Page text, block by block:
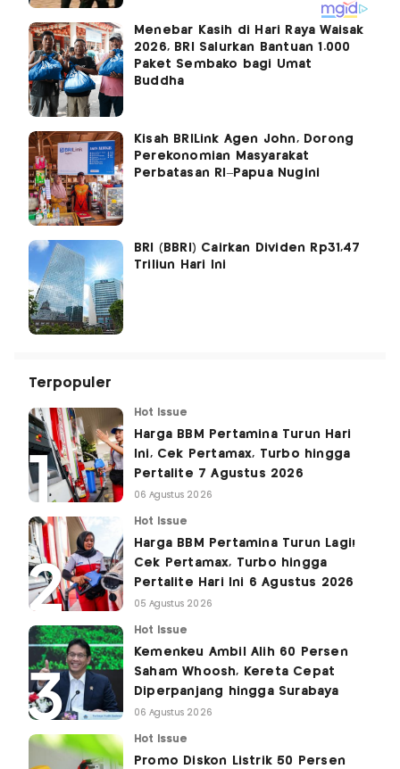
Menebar Kasih di Hari Raya Waisak
2026, BRI Salurkan Bantuan 1.000
Paket Sembako bagi Umat
Buddha
Kisah BRILink Agen John, Dorong
Perekonomian Masyarakat
Perbatasan RI–Papua Nugini
BRI (BBRI) Cairkan Dividen Rp31,47
Triliun Hari Ini
Terpopuler
Hot Issue
Harga BBM Pertamina Turun Hari
Ini, Cek Pertamax, Turbo hingga
Pertalite 7 Agustus 2026
06 Agustus 2026
Hot Issue
Harga BBM Pertamina Turun Lagi!
Cek Pertamax, Turbo hingga
Pertalite Hari Ini 6 Agustus 2026
05 Agustus 2026
Hot Issue
Kemenkeu Ambil Alih 60 Persen
Saham Whoosh, Kereta Cepat
Diperpanjang hingga Surabaya
06 Agustus 2026
Hot Issue
Promo Diskon Listrik 50 Persen